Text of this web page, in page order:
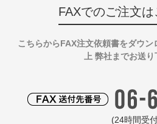
FAXでのご注文
こちらからFAX注文依頼書をダウ
上 弊社までお送り
(24時間受